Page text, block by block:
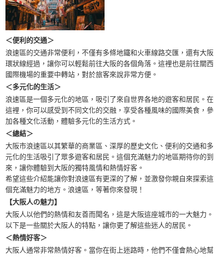
＜便利的交通＞
浪速區的交通非常便利，不僅有多條地鐵和火車線路交匯，還有大阪
環狀線經過，讓你可以輕鬆前往大阪的各個角落。這裡也是前往關西
國際機場的重要中轉站，對於旅客來說非常方便。
＜多元化的生活＞
浪速區是一個多元化的地區，吸引了來自世界各地的遊客和居民。在
這裡，你可以感受到不同文化的交融，享受各種風味的國際美食，參
加各種文化活動，體驗多元化的生活方式。
＜總結＞
大阪市浪速區以其繁華的商業區、深厚的歷史文化、便利的交通和多
元化的生活吸引了眾多遊客和居民。這個充滿魅力的地區期待你的到
來，讓你體驗到大阪的獨特風情和熱情好客。
希望這些介紹能讓你對浪速區有更深的了解，並激發你親自來探索這
個充滿魅力的地方。浪速區，等著你來發現！
【大阪人の魅力】
大阪人以他們的熱情和友善而聞名，這是大阪這座城市的一大魅力。
以下是一些關於大阪人的特點，讓你更了解這些迷人的居民。
＜熱情好客＞
大阪人通常非常熱情好客。當你在街上迷路時，他們不僅會熱心地幫